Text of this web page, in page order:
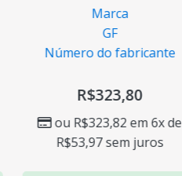
Marca
GF
Número do fabricante
R$323,80
ouR$323,82em 6x de
R$53,97sem juros